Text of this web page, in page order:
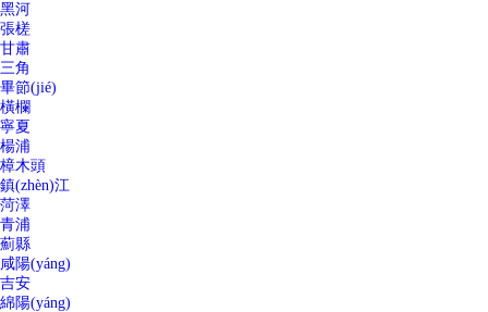
黑河
張槎
甘肅
三角
畢節(jié)
橫欄
寧夏
楊浦
樟木頭
鎮(zhèn)江
菏澤
青浦
薊縣
咸陽(yáng)
吉安
綿陽(yáng)